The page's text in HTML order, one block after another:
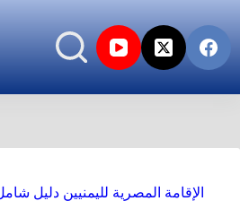
الإقامة المصرية لليمنيين دليل شامل